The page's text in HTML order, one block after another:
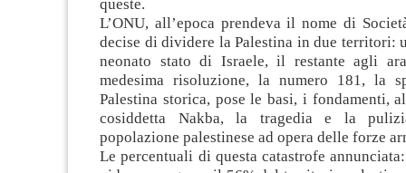
queste.
L’ONU, all’epoca prendeva il nome di
decise di dividere la Palestina in due territori:
neonato stato di Israele, il restante agli
medesima risoluzione, la numero 181, la
Palestina storica, pose le basi, i fondamenti,
cosiddetta Nakba, la tragedia e la
popolazione palestinese ad opera delle forze
Le percentuali di questa catastrofe